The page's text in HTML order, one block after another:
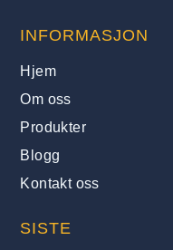
INFORMASJON
Hjem
Om oss
Produkter
Blogg
Kontakt oss
SISTE